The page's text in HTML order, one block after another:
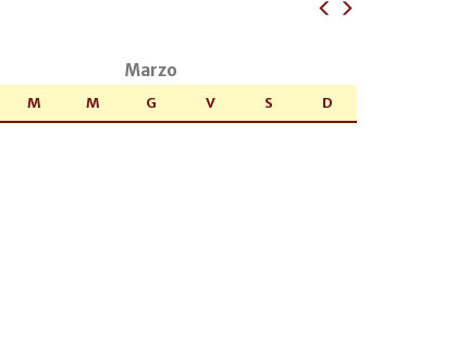
Marzo
M M G V S D